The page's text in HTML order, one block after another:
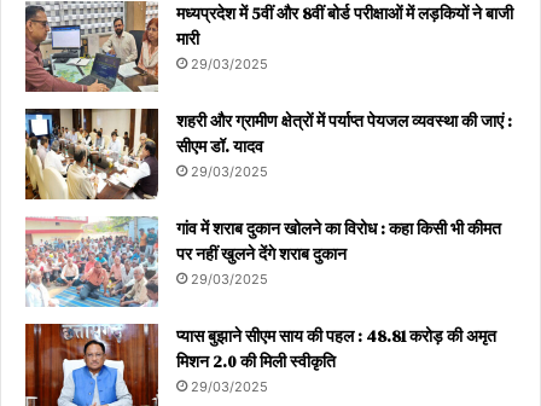
मध्यप्रदेश में 5वीं और 8वीं बोर्ड परीक्षाओं में लड़कियों ने बाजी
मारी
29/03/2025
शहरी और ग्रामीण क्षेत्रों में पर्याप्त पेयजल व्यवस्था की जाएं :
सीएम डॉ. यादव
29/03/2025
गांव में शराब दुकान खोलने का विरोध : कहा किसी भी कीमत
पर नहीं खुलने देंगे शराब दुकान
29/03/2025
प्यास बुझाने सीएम साय की पहल : 48.81 करोड़ की अमृत
मिशन 2.0 की मिली स्वीकृति
29/03/2025